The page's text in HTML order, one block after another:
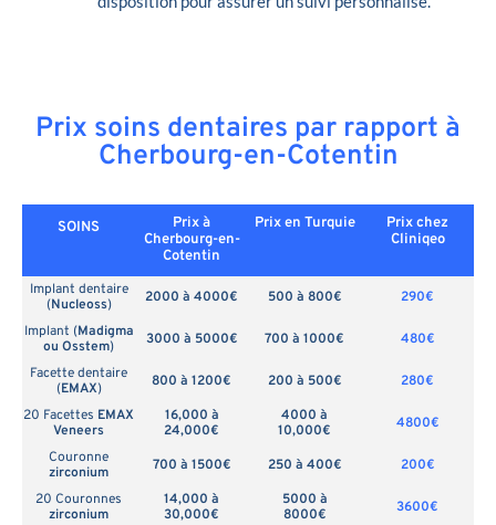
Prix soins dentaires par rapport à
Cherbourg-en-Cotentin
SOINS
Prix à
Cherbourg-en-
Cotentin
Prix en Turquie
Prix chez
Cliniqeo
Implant dentaire
(Nucleoss) 2000 à 4000€ 500 à 800€
290€
Implant (Madigma
ou Osstem) 3000 à 5000€ 700 à 1000€
480€
Facette dentaire
(EMAX) 800 à 1200€ 200 à 500€
280€
20 Facettes EMAX
Veneers
16,000 à
24,000€
4000 à
10,000€
4800€
Couronne
zirconium
700 à 1500€ 250 à 400€
200€
20 Couronnes
zirconium
14,000 à
30,000€
5000 à
8000€
3600€